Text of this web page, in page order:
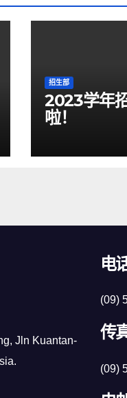
招生部
2023学年
啦！
Jln Kuantan-
电
(09)
传
(09)